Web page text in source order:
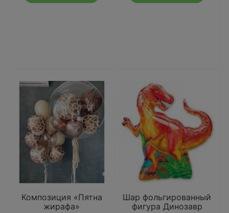
Композиция «Пятна
жирафа»
Шар фольгированный
фигура Динозавр